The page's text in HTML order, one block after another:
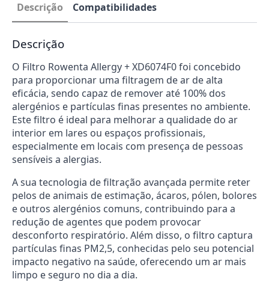
Descrição Compatibilidades
Descrição
O Filtro Rowenta Allergy + XD6074F0 foi concebido
para proporcionar uma filtragem de ar de alta
eficácia, sendo capaz de remover até 100% dos
alergénios e partículas finas presentes no ambiente.
Este filtro é ideal para melhorar a qualidade do ar
interior em lares ou espaços profissionais,
especialmente em locais com presença de pessoas
sensíveis a alergias.
A sua tecnologia de filtração avançada permite reter
pelos de animais de estimação, ácaros, pólen, bolores
e outros alergénios comuns, contribuindo para a
redução de agentes que podem provocar
desconforto respiratório. Além disso, o filtro captura
partículas finas PM2,5, conhecidas pelo seu potencial
impacto negativo na saúde, oferecendo um ar mais
limpo e seguro no dia a dia.